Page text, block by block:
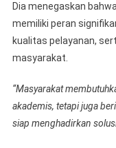
Dia menegaskan
memiliki peran
kualitas pelayanan,
masyarakat.
“Masyarakat
akademis, tetapi juga
siap menghadirkan